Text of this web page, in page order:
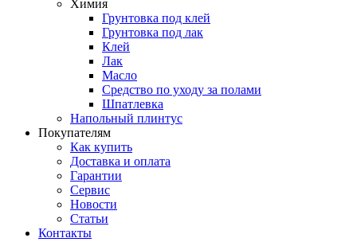
Химия
Грунтовка под клей
Грунтовка под лак
Клей
Лак
Масло
Средство по уходу за полами
Шпатлевка
Напольный плинтус
Покупателям
Как купить
Доставка и оплата
Гарантии
Сервис
Новости
Статьи
Контакты